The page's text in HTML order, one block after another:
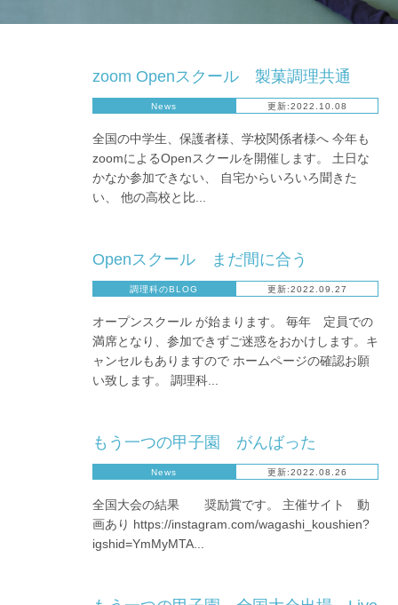
zoom Openスクール 製菓調理共通
News 更新:2022.10.08
全国の中学生、保護者様、学校関係者様へ 今年も
zoomによるOpenスクールを開催します。 土日な
かなか参加できない、 自宅からいろいろ聞きた
い、 他の高校と比...
Openスクール まだ間に合う
調理科のBLOG 更新:2022.09.27
オープンスクール が始まります。 毎年 定員での
満席となり、参加できずご迷惑をおかけします。キ
ャンセルもありますので ホームページの確認お願
い致します。 調理科...
もう一つの甲子園 がんばった
News 更新:2022.08.26
全国大会の結果 奨励賞です。 主催サイト 動
画あり https://instagram.com/wagashi_koushien?
igshid=YmMyMTA...